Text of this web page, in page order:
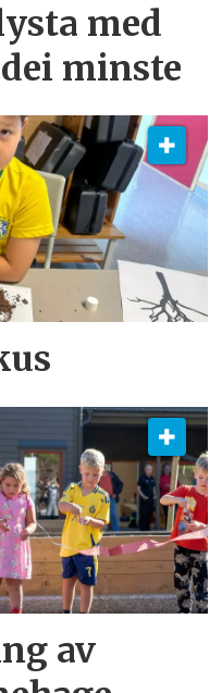
med
minste
av